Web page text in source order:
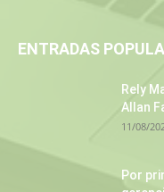
ENTRADAS
Rely
Allan
11/08/
Por